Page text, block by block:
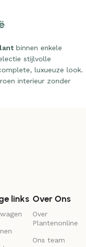
stijlvolle
luxueuze look.
interieur zonder
Plantenonline